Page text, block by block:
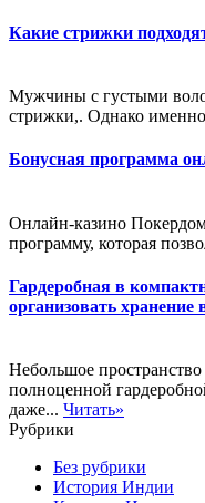
Какие стрижки
Мужчины с густыми
стрижки,. Однако именно
Бонусная программа
Онлайн-казино
программу, которая
Гардеробная в
организовать хранение
Небольшое пространство
полноценной
даже... Читать»
Рубрики
Без рубрики
История Индии